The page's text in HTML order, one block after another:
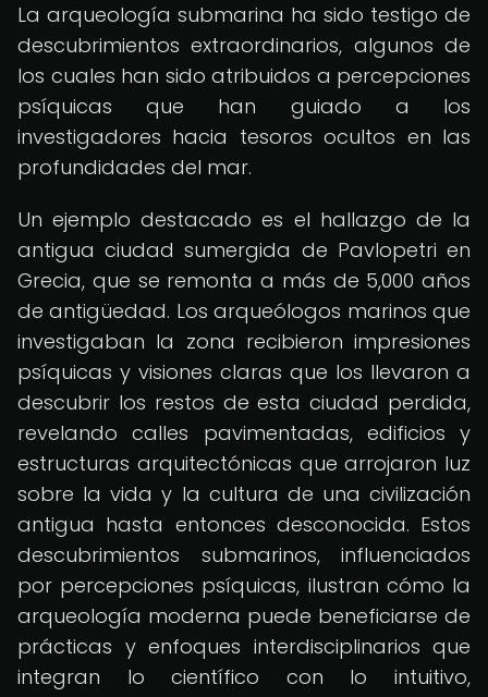
La arqueología submarina ha sido testigo de
descubrimientos extraordinarios, algunos de
los cuales han sido atribuidos a percepciones
psíquicas que han guiado a los
investigadores hacia tesoros ocultos en las
profundidades del mar.
Un ejemplo destacado es el hallazgo de la
antigua ciudad sumergida de Pavlopetri en
Grecia, que se remonta a más de 5,000 años
de antigüedad. Los arqueólogos marinos que
investigaban la zona recibieron impresiones
psíquicas y visiones claras que los llevaron a
descubrir los restos de esta ciudad perdida,
revelando calles pavimentadas, edificios y
estructuras arquitectónicas que arrojaron luz
sobre la vida y la cultura de una civilización
antigua hasta entonces desconocida. Estos
descubrimientos submarinos, influenciados
por percepciones psíquicas, ilustran cómo la
arqueología moderna puede beneficiarse de
prácticas y enfoques interdisciplinarios que
integran lo científico con lo intuitivo,